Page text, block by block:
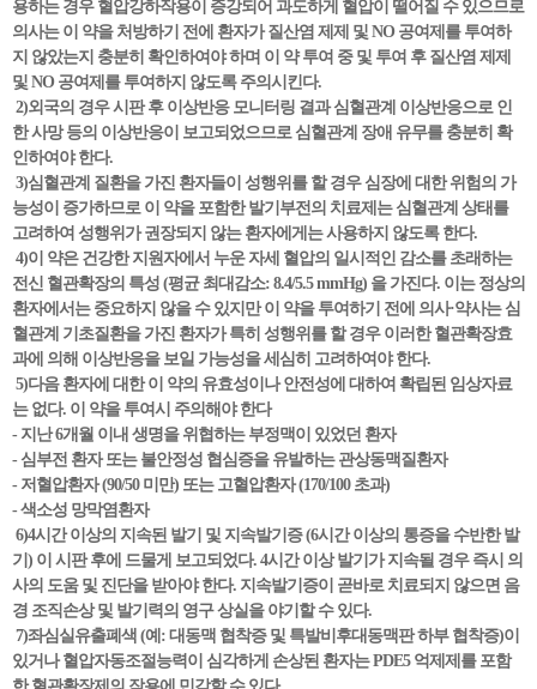
용하는 경우 혈압강하작용이 증강되어 과도하게 혈압이 떨어질 수 있으므로
의사는 이 약을 처방하기 전에 환자가 질산염 제제 및 NO 공여제를 투여하
지 않았는지 충분히 확인하여야 하며 이 약 투여 중 및 투여 후 질산염 제제
및 NO 공여제를 투여하지 않도록 주의시킨다.
2)외국의 경우 시판 후 이상반응 모니터링 결과 심혈관계 이상반응으로 인
한 사망 등의 이상반응이 보고되었으므로 심혈관계 장애 유무를 충분히 확
인하여야 한다.
3)심혈관계 질환을 가진 환자들이 성행위를 할 경우 심장에 대한 위험의 가
능성이 증가하므로 이 약을 포함한 발기부전의 치료제는 심혈관계 상태를
고려하여 성행위가 권장되지 않는 환자에게는 사용하지 않도록 한다.
4)이 약은 건강한 지원자에서 누운 자세 혈압의 일시적인 감소를 초래하는
전신 혈관확장의 특성 (평균 최대감소: 8.4/5.5 mmHg) 을 가진다. 이는 정상의
환자에서는 중요하지 않을 수 있지만 이 약을 투여하기 전에 의사·약사는 심
혈관계 기초질환을 가진 환자가 특히 성행위를 할 경우 이러한 혈관확장효
과에 의해 이상반응을 보일 가능성을 세심히 고려하여야 한다.
5)다음 환자에 대한 이 약의 유효성이나 안전성에 대하여 확립된 임상자료
는 없다. 이 약을 투여시 주의해야 한다
- 지난 6개월 이내 생명을 위협하는 부정맥이 있었던 환자
- 심부전 환자 또는 불안정성 협심증을 유발하는 관상동맥질환자
- 저혈압환자 (90/50 미만) 또는 고혈압환자 (170/100 초과)
- 색소성 망막염환자
6)4시간 이상의 지속된 발기 및 지속발기증 (6시간 이상의 통증을 수반한 발
기) 이 시판 후에 드물게 보고되었다. 4시간 이상 발기가 지속될 경우 즉시 의
사의 도움 및 진단을 받아야 한다. 지속발기증이 곧바로 치료되지 않으면 음
경 조직손상 및 발기력의 영구 상실을 야기할 수 있다.
7)좌심실유출폐색 (예: 대동맥 협착증 및 특발비후대동맥판 하부 협착증)이
있거나 혈압자동조절능력이 심각하게 손상된 환자는 PDE5 억제제를 포함